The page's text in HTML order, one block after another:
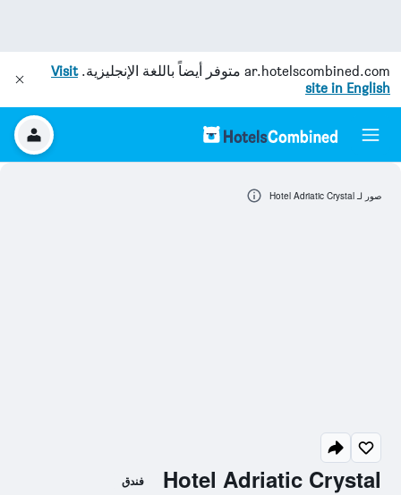
ar.hotelscombined.com متوفر أيضاً باللغة الإنجليزية.Visit
site in English
Hotel Adriatic Crystal فندق
صور لـ Hotel Adriatic Crystal